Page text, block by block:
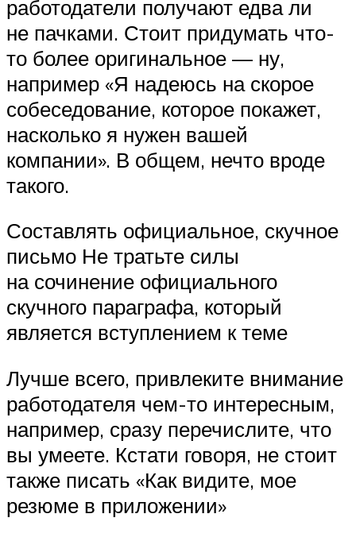
работодатели получают едва ли
не пачками. Стоит придумать что-
то более оригинальное — ну,
например «Я надеюсь на скорое
собеседование, которое покажет,
насколько я нужен вашей
компании». В общем, нечто вроде
такого.
Составлять официальное, скучное
письмо Не тратьте силы
на сочинение официального
скучного параграфа, который
является вступлением к теме
Лучше всего, привлеките внимание
работодателя чем-то интересным,
например, сразу перечислите, что
вы умеете. Кстати говоря, не стоит
также писать «Как видите, мое
резюме в приложении»